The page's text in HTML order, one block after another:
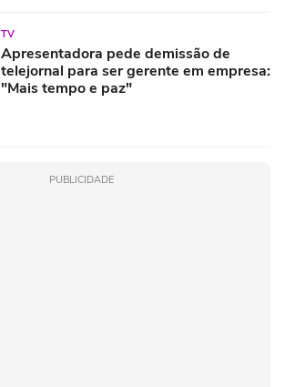
TV
Apresentadora pede demissão de
telejornal para ser gerente em empresa:
"Mais tempo e paz"
PUBLICIDADE